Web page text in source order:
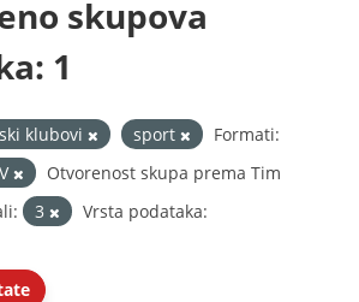
skupova
1
klubovi sport
Formati:
Otvorenost skupa prema Tim
3
Vrsta podataka: